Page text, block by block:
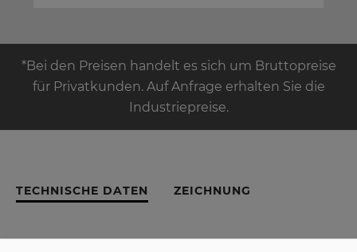
*Bei den Preisen handelt es sich um Bruttopreise
für Privatkunden. Auf Anfrage erhalten Sie die
Industriepreise.
TECHNISCHE DATEN ZEICHNUNG